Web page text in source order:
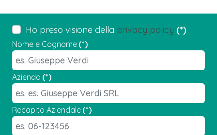
Ho preso visione della privacy policy (*)
Nome e Cognome (*)
Azienda (*)
Recapito Aziendale (*)